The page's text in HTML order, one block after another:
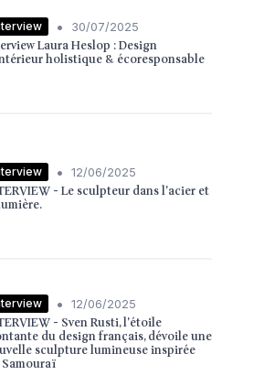
• 30/07/2025
Laura Heslop : Design
holistique & écoresponsable
• 12/06/2025
- Le sculpteur dans l'acier et
• 12/06/2025
- Sven Rusti, l'étoile
du design français, dévoile une
sculpture lumineuse inspirée